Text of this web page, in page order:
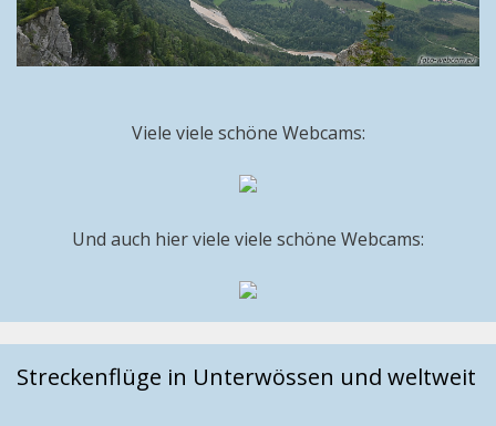
Viele viele schöne Webcams:
Und auch hier viele viele schöne Webcams:
Streckenflüge in Unterwössen und weltweit